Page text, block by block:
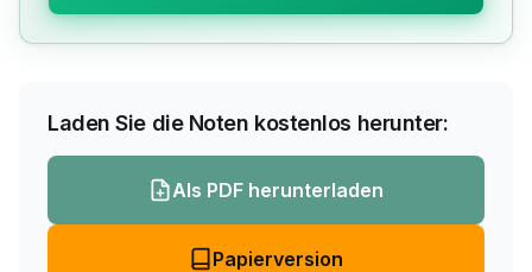
Laden Sie die Noten kostenlos herunter:
Als PDF herunterladen
Papierversion